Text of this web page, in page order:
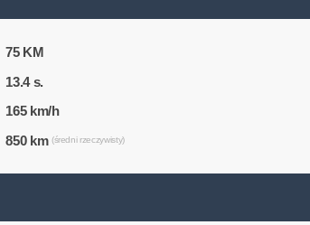
75 KM
13.4 s.
165 km/h
850 km (średni rzeczywisty)